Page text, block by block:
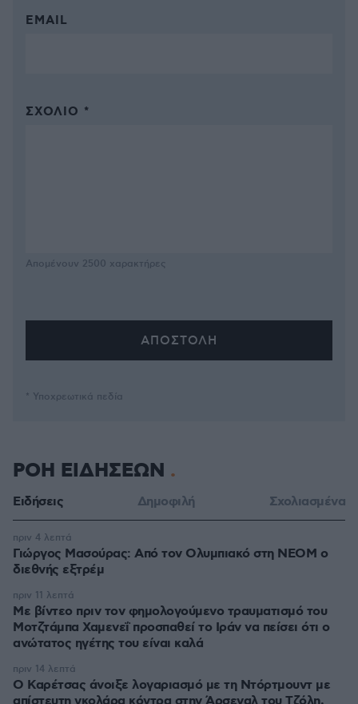
EMAIL
ΣΧΌΛΙΟ *
Απομένουν 2500 χαρακτήρες
* Υποχρεωτικά πεδία
ΡΟΗ ΕΙΔΗΣΕΩΝ
Ειδήσεις Δημοφιλή Σχολιασμένα
Γιώργος Μασούρας: Από τον Ολυμπιακό στη ΝΕΟΜ ο
διεθνής εξτρέμ
πριν 4 λεπτά
Με βίντεο πριν τον φημολογούμενο τραυματισμό του
Μοτζτάμπα Χαμενεΐ προσπαθεί το Ιράν να πείσει ότι ο
ανώτατος ηγέτης του είναι καλά
πριν 11 λεπτά
Ο Καρέτσας άνοιξε λογαριασμό με τη Ντόρτμουντ με
πριν 14 λεπτά